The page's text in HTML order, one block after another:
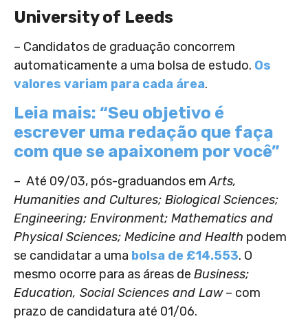
University of Leeds
– Candidatos de graduação concorrem
automaticamente a uma bolsa de estudo. Os
valores variam para cada área.
Leia mais: “Seu objetivo é
escrever uma redação que faça
com que se apaixonem por você”
– Até 09/03, pós-graduandos emArts,
Humanities and Cultures; Biological Sciences;
Engineering; Environment; Mathematics and
Physical Sciences; Medicine and Health podem
se candidatar a uma bolsa de £14.553. O
mesmo ocorre para as áreas de Business;
Education, Social Sciences and Law– com
prazo de candidatura até 01/06.